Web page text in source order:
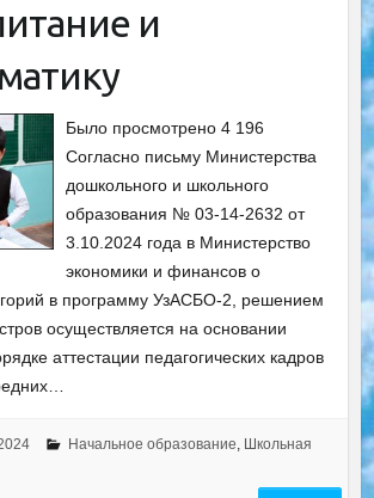
и
Было просмотрено 4 196
Согласно письму Министерства
дошкольного и школьного
образования № 03-14-2632 от
3.10.2024 года в Министерство
экономики и финансов о
в программу УзАСБО-2, решением
осуществляется на основании
аттестации педагогических кадров
Начальное образование, Школьная